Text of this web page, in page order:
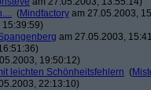
(Mindfactory am 27.05.2003,
am 27.05.2003,
19:50:12)
leichten Schönheitsfehlern (
22:13:10)